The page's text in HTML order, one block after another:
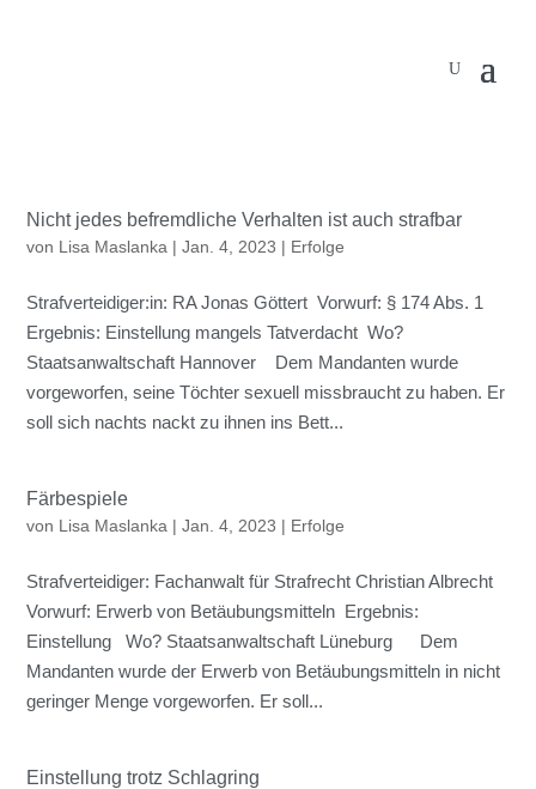
Nicht jedes befremdliche Verhalten ist auch strafbar
von Lisa Maslanka |Jan. 4, 2023 | Erfolge
Strafverteidiger:in: RA Jonas Göttert Vorwurf: § 174 Abs. 1
Ergebnis: Einstellung mangels Tatverdacht Wo?
Staatsanwaltschaft Hannover Dem Mandanten wurde
vorgeworfen, seine Töchter sexuell missbraucht zu haben. Er
soll sich nachts nackt zu ihnen ins Bett...
Färbespiele
von Lisa Maslanka |Jan. 4, 2023 | Erfolge
Strafverteidiger: Fachanwalt für Strafrecht Christian Albrecht
Vorwurf: Erwerb von Betäubungsmitteln Ergebnis:
Einstellung Wo? Staatsanwaltschaft Lüneburg Dem
Mandanten wurde der Erwerb von Betäubungsmitteln in nicht
geringer Menge vorgeworfen. Er soll...
Einstellung trotz Schlagring